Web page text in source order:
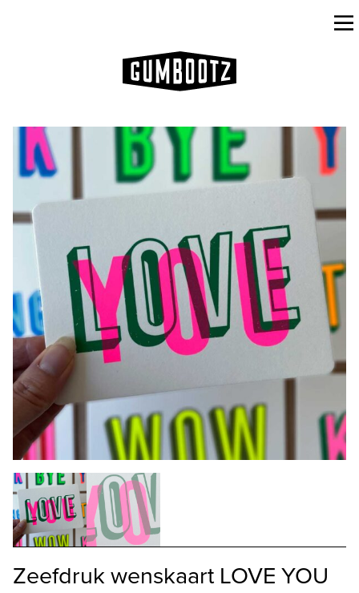
Zeefdruk wenskaart LOVE YOU